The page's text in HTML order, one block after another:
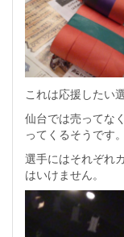
これは応援したい
仙台では売ってな
ってくるそうです。
選手にはそれぞれ
はいけません。